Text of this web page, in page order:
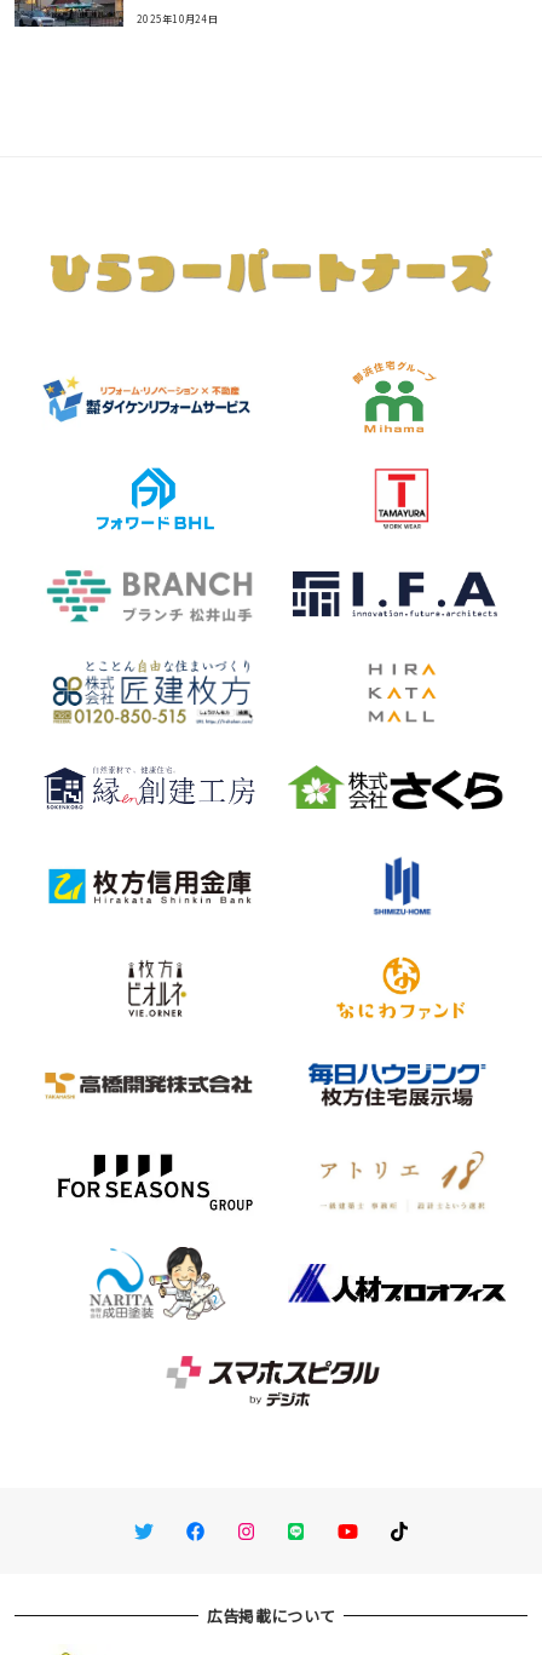
2025年10月24日
TwitterFacebookInstagram
LINE You TubeTikTok
広告掲載について